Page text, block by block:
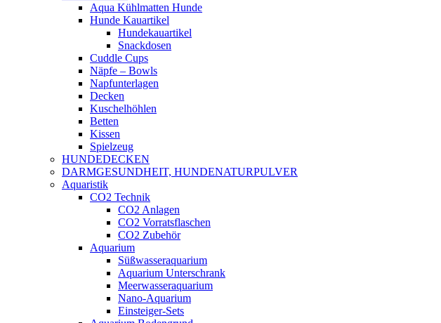
Aqua Kühlmatten Hunde
Hunde Kauartikel
Hundekauartikel
Snackdosen
Cuddle Cups
Näpfe – Bowls
Napfunterlagen
Decken
Kuschelhöhlen
Betten
Kissen
Spielzeug
HUNDEDECKEN
DARMGESUNDHEIT, HUNDENATURPULVER
Aquaristik
CO2 Technik
CO2 Anlagen
CO2 Vorratsflaschen
CO2 Zubehör
Aquarium
Süßwasseraquarium
Aquarium Unterschrank
Meerwasseraquarium
Nano-Aquarium
Einsteiger-Sets